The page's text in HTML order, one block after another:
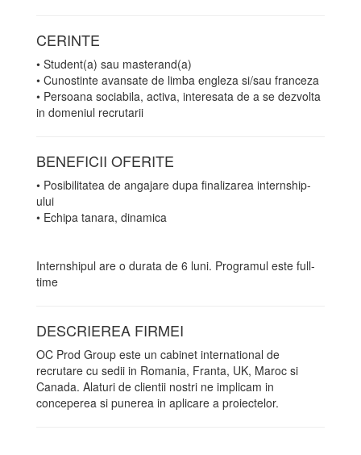
CERINTE
• Student(a) sau masterand(a)
• Cunostinte avansate de limba engleza si/sau franceza
• Persoana sociabila, activa, interesata de a se dezvolta
in domeniul recrutarii
BENEFICII OFERITE
• Posibilitatea de angajare dupa finalizarea internship-
ului
• Echipa tanara, dinamica
Internshipul are o durata de 6 luni. Programul este full-
time
DESCRIEREA FIRMEI
OC Prod Group este un cabinet international de
recrutare cu sedii in Romania, Franta, UK, Maroc si
Canada. Alaturi de clientii nostri ne implicam in
conceperea si punerea in aplicare a proiectelor.